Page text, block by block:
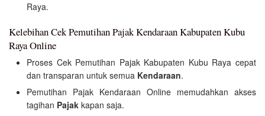
Raya.
Kelebihan Cek Pemutihan Pajak Kendaraan Kabupaten Kubu
Raya Online
Proses Cek Pemutihan Pajak Kabupaten Kubu Raya cepat
dan transparan untuk semua Kendaraan.
Pemutihan Pajak Kendaraan Online memudahkan akses
tagihan Pajak kapan saja.